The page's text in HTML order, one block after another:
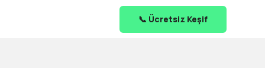
📞 Ücretsiz Keşif